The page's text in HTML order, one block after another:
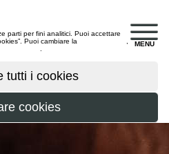
MENU
parti per fini analitici. Puoi accettare
Puoi cambiare la